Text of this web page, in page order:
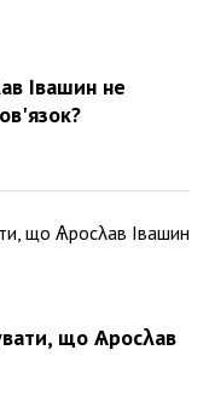
Івашин не
що Ѧросλав